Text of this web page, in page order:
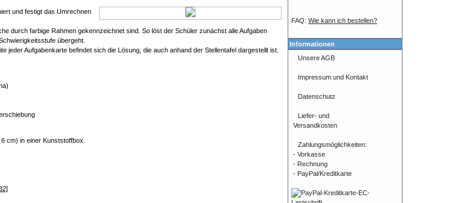
und festigt das Umrechnen
durch farbige Rahmen gekennzeichnet sind. So löst der Schüler zunächst alle Aufgaben
übergeht.
jeder Aufgabenkarte befindet sich die Lösung, die auch anhand der Stellentafel dargestellt ist.
cm) in einer Kunststoffbox.
FAQ: Wie kann ich bestellen?
Informationen
Unsere AGB
Impressum und Kontakt
Datenschutz
Liefer- und
Versandkosten
Zahlungsmöglichkeiten:
- Vorkasse
- Rechnung
- PayPal/Kreditkarte